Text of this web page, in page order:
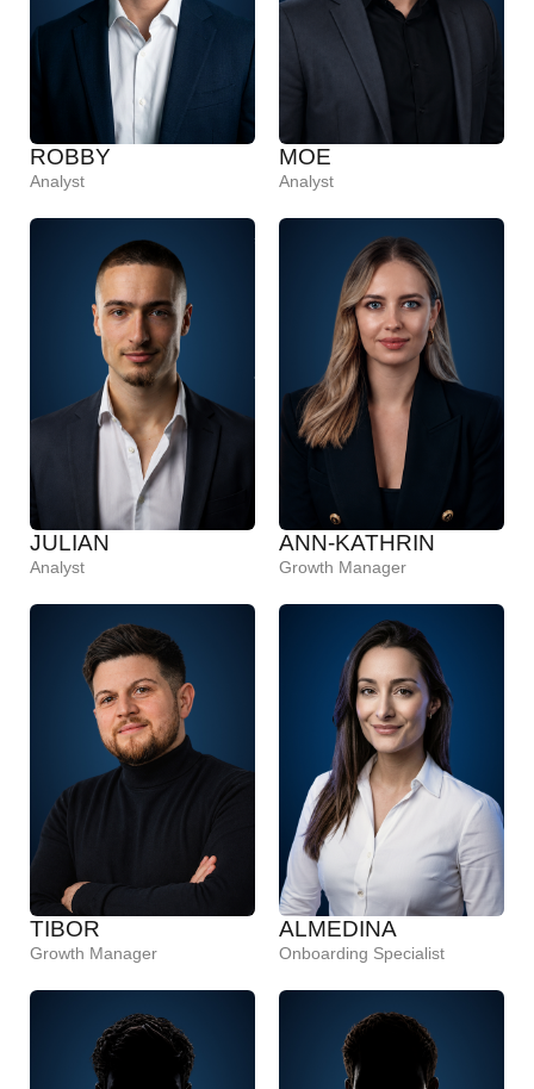
ROBBY
Analyst
MOE
Analyst
JULIAN
Analyst
ANN-KATHRIN
Growth Manager
TIBOR
Growth Manager
ALMEDINA
Onboarding Specialist